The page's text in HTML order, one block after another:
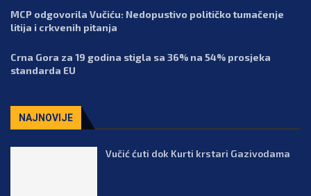
MCP odgovorila Vučiću: Nedopustivo političko tumačenje
litija i crkvenih pitanja
Crna Gora za 19 godina stigla sa 36% na 54% prosjeka
standarda EU
NAJNOVIJE
Vučić ćuti dok Kurti krstari Gazivodama